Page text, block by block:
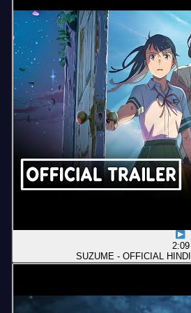
2:09
SUZUME - OFFICIAL